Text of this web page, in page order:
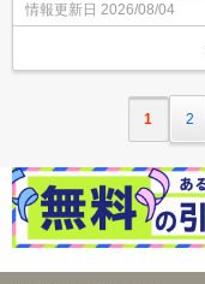
情報更新日 2026/08/04
1 2